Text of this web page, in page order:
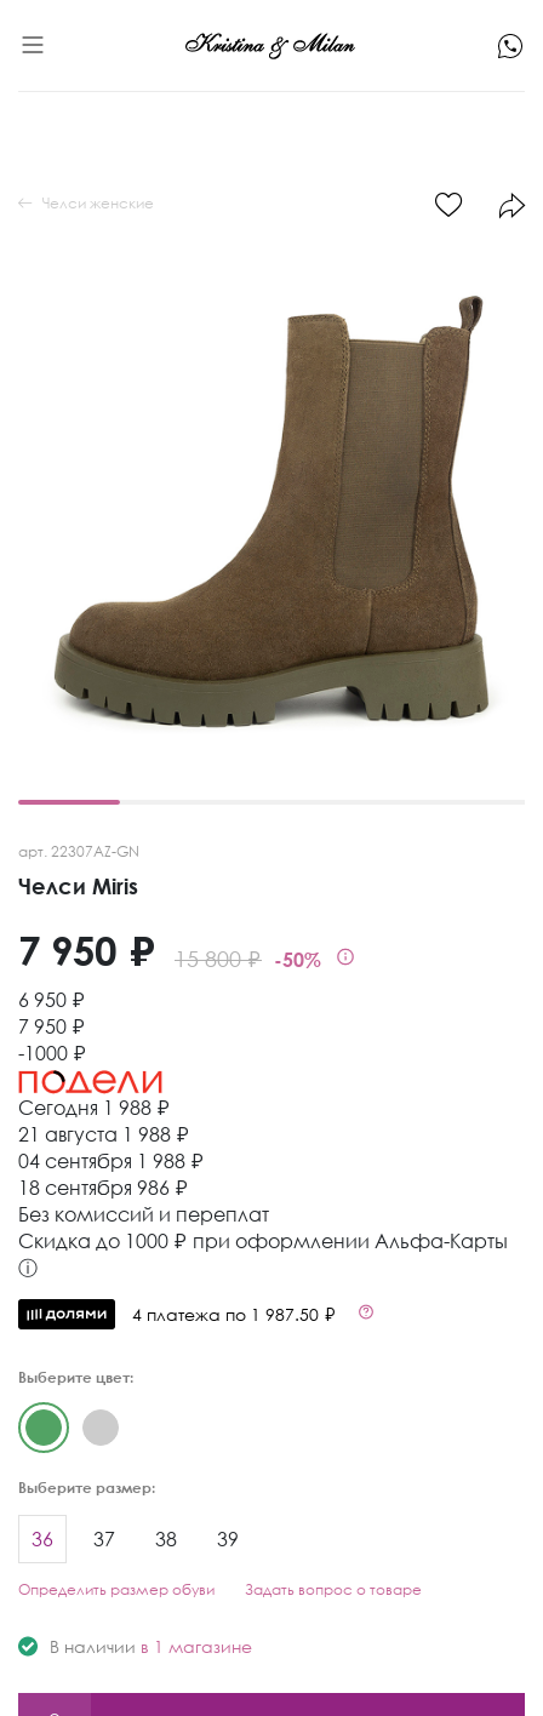
арт. 22307AZ-GN
Челси Miris
15 800 ₽ -50%
7 950 ₽
6 950 ₽
7 950 ₽
-1000 ₽
Сегодня 1 988 ₽
21 августа 1 988 ₽
04 сентября 1 988 ₽
18 сентября 986 ₽
Без комиссий и переплат
Cкидка до 1000 ₽ при оформлении Альфа-Карты
ⓘ
4 платежа по 1 987.50 ₽
Выберите цвет:
Выберите размер:
36 37 38 39
Определить размер обуви Задать вопрос о товаре
В наличии в 1 магазине
Челси женские